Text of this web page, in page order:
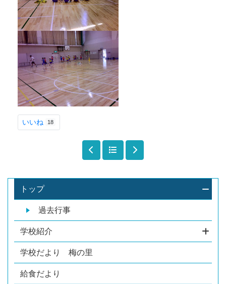
トップ
過去行事
学校紹介
学校だより 梅の里
給食だより
いいね 18